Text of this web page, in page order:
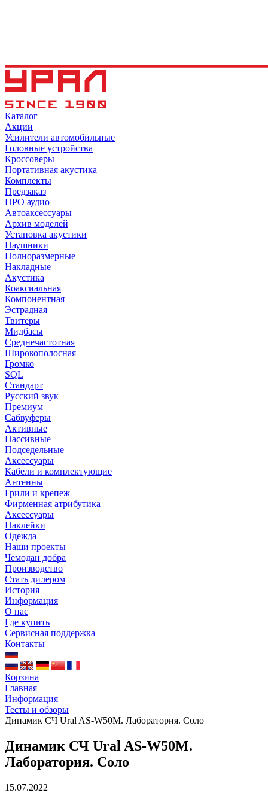
Каталог
Акции
Усилители автомобильные
Головные устройства
Кроссоверы
Портативная акустика
Комплекты
Предзаказ
ПРО аудио
Автоаксессуары
Архив моделей
Установка акустики
Наушники
Полноразмерные
Накладные
Акустика
Коаксиальная
Компонентная
Эстрадная
Твитеры
Мидбасы
Среднечастотная
Широкополосная
Громко
SQL
Стандарт
Русский звук
Премиум
Сабвуферы
Активные
Пассивные
Подседельные
Аксессуары
Кабели и комплектующие
Антенны
Грили и крепеж
Фирменная атрибутика
Аксессуары
Наклейки
Одежда
Наши проекты
Чемодан добра
Производство
Стать дилером
История
Информация
О нас
Где купить
Сервисная поддержка
Контакты
Корзина
Главная
Информация
Тесты и обзоры
Динамик СЧ Ural AS-W50M. Лаборатория. Соло
Динамик СЧ Ural AS-W50M.
Лаборатория. Соло
15.07.2022